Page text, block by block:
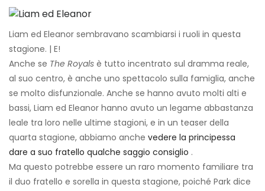
Liam ed Eleanor sembravano scambiarsi i ruoli in questa
stagione. | E!
Anche se The Royals è tutto incentrato sul dramma reale,
al suo centro, è anche uno spettacolo sulla famiglia, anche
se molto disfunzionale. Anche se hanno avuto molti alti e
bassi, Liam ed Eleanor hanno avuto un legame abbastanza
leale tra loro nelle ultime stagioni, e in un teaser della
quarta stagione, abbiamo anche vedere la principessa
dare a suo fratello qualche saggio consiglio .
Ma questo potrebbe essere un raro momento familiare tra
il duo fratello e sorella in questa stagione, poiché Park dice